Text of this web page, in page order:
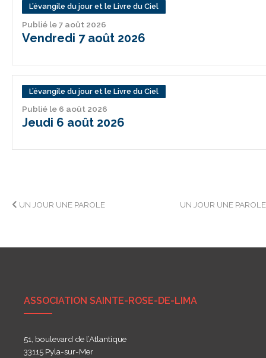
L’évangile du jour et le Livre du Ciel
Publié le 7 août 2026
Vendredi 7 août 2026
L’évangile du jour et le Livre du Ciel
Publié le 6 août 2026
Jeudi 6 août 2026
Navigation
UN JOUR UNE PAROLE UN JOUR UNE
ASSOCIATION SAINTE-ROSE-DE-LIMA
51, boulevard de l’Atlantique
33115 Pyla-sur-Mer